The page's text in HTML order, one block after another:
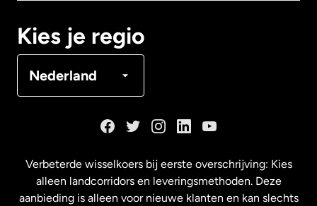
Kies je regio
Nederland
Maleisië
Verbeterde wisselkoers bij eerste overschrijving: Kies
alleen landcorridors en leveringsmethoden. Deze
aanbieding is alleen voor nieuwe klanten en kan slechts